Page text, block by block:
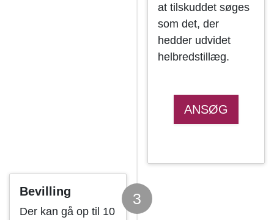
at tilskuddet søges
som det, der
hedder udvidet
helbredstillæg.
ANSØG
3
Bevilling
Der kan gå op til 10